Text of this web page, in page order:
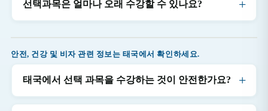
선택과목은 얼마나 오래 수강할 수 있나요?
안전, 건강 및 비자 관련 정보는 태국에서 확인하세요.
태국에서 선택 과목을 수강하는 것이 안전한가요?